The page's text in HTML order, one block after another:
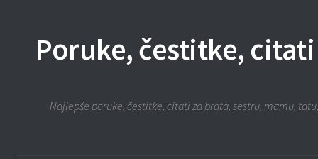
Poruke, čestitke,
Najlepše poruke, čestitke, citati za brata, sestru, mamu,